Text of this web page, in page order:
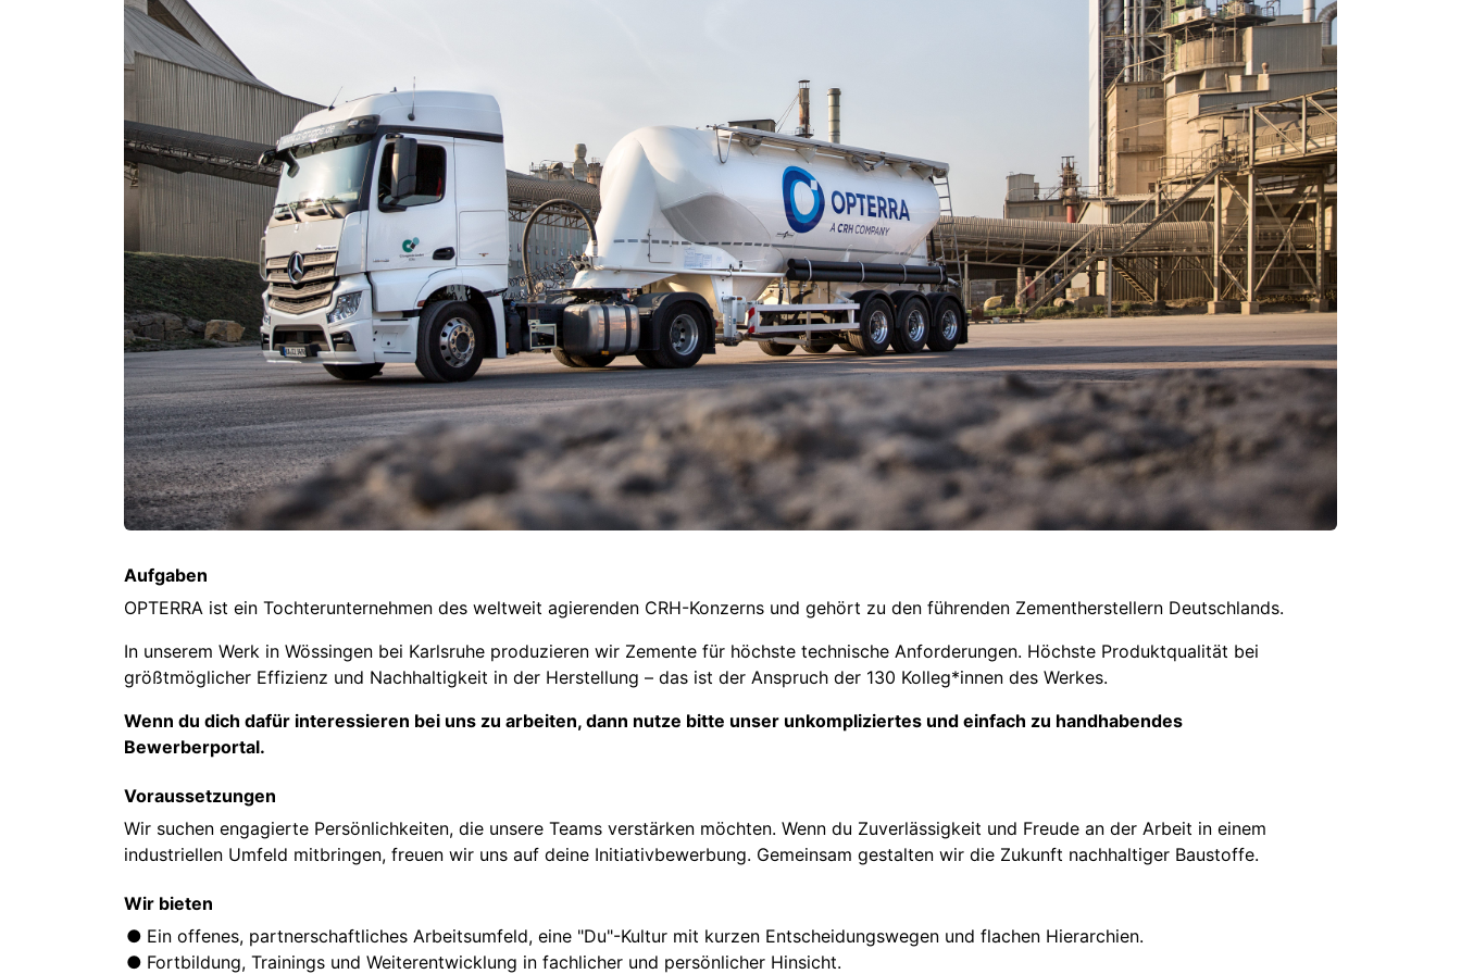
Aufgaben
OPTERRA ist ein Tochterunternehmen des weltweit agierenden CRH-Konzerns und gehört zu den führenden Zementherstellern Deutschlands.
In unserem Werk in Wössingen bei Karlsruhe produzieren wir Zemente für höchste technische Anforderungen. Höchste Produktqualität bei
größtmöglicher Effizienz und Nachhaltigkeit in der Herstellung – das ist der Anspruch der 130 Kolleg*innen des Werkes.
Wenn du dich dafür interessieren bei uns zu arbeiten, dann nutze bitte unser unkompliziertes und einfach zu handhabendes
Bewerberportal.
Voraussetzungen
Wir suchen engagierte Persönlichkeiten, die unsere Teams verstärken möchten. Wenn du Zuverlässigkeit und Freude an der Arbeit in einem
industriellen Umfeld mitbringen, freuen wir uns auf deine Initiativbewerbung. Gemeinsam gestalten wir die Zukunft nachhaltiger Baustoffe.
Wir bieten
Ein offenes, partnerschaftliches Arbeitsumfeld, eine "Du"-Kultur mit kurzen Entscheidungswegen und flachen Hierarchien.
Fortbildung, Trainings und Weiterentwicklung in fachlicher und persönlicher Hinsicht.